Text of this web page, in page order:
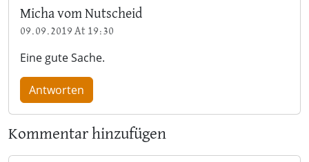
Micha vom Nutscheid
09.09.2019 At 19:30
Eine gute Sache.
Antworten
Kommentar hinzufügen